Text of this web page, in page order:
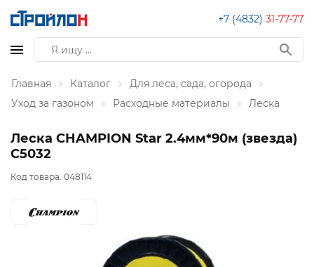
+7 (4832) 31-77-77
Главная Каталог
Для леса, сада, огорода
Уход за газоном
Расходные материалы Леска
Леска CHAMPION Star 2.4мм*90м (звезда)
C5032
Код товара: 048114